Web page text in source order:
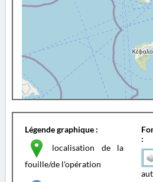
Légende graphique :
localisation de la
fouille/de l'opération
: